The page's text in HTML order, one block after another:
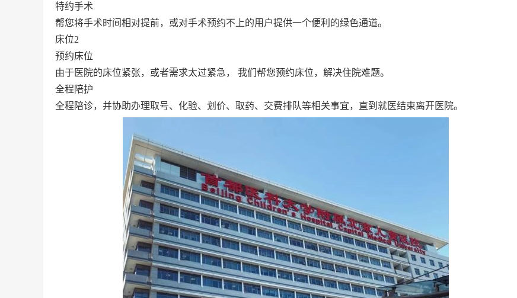
特约手术
帮您将手术时间相对提前，或对手术预约不上的用户提供一个便利的绿色通道。
床位2
预约床位
由于医院的床位紧张，或者需求太过紧急， 我们帮您预约床位，解决住院难题。
全程陪护
全程陪诊，并协助办理取号、化验、划价、取药、交费排队等相关事宜，直到就医结束离开医院。